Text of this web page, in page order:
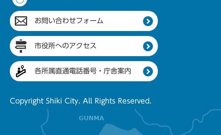
お問い合わせフォーム
市役所へのアクセス
各所属直通電話番号・庁舎案内
Copyright Shiki City. All Rights Reserved.